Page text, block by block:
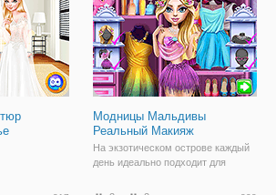
на
подобрать роскошный
Модницы Мальдивы
Реальный Макияж
На экзотическом острове каждый
день идеально подходит для
потребности шопоголика полный